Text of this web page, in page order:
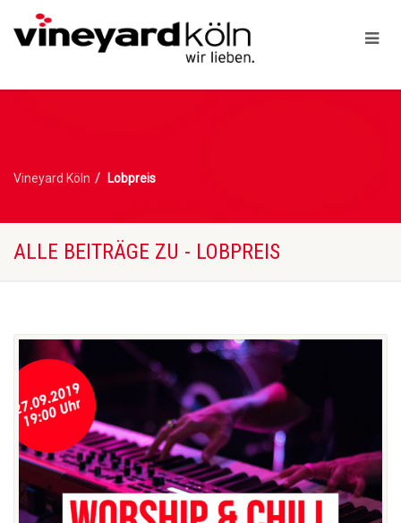
Vineyard Köln Lobpreis
ALLE BEITRÄGE ZU - LOBPREIS